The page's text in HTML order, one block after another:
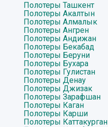
Полотеры Ташкент
Полотеры Акалтын
Полотеры Алмалык
Полотеры Ангрен
Полотеры Андижан
Полотеры Бекабад
Полотеры Беруни
Полотеры Бухара
Полотеры Гулистан
Полотеры Денау
Полотеры Джизак
Полотеры Зарафшан
Полотеры Каган
Полотеры Карши
Полотеры Каттакурган